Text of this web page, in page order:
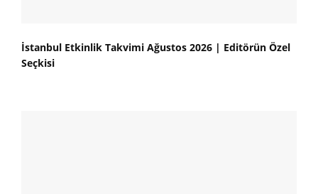
İstanbul Etkinlik Takvimi Ağustos 2026 | Editörün Özel
Seçkisi